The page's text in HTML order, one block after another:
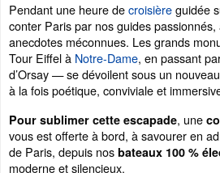
Pendant une heure decroisièreguidée
conter Paris par nos guides
anecdotes méconnues. Les grands
Tour Eiffel à Notre-Dame, en passant
d’Orsay — se dévoilent sous un
à la fois poétique, conviviale et
Pour sublimer cette escapade, une
vous est offerte à bord, à savourer en
de Paris, depuis nos bateaux 100 %
moderne et silencieux.